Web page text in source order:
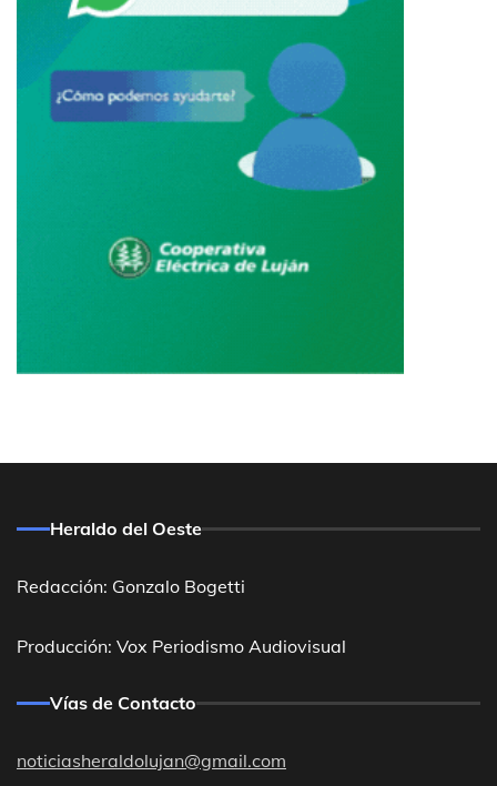
Heraldo del Oeste
Redacción: Gonzalo Bogetti
Producción: Vox Periodismo Audiovisual
Vías de Contacto
noticiasheraldolujan@gmail.com